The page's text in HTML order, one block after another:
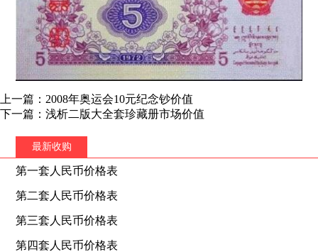
上一篇：2008年奥运会10元纪念钞价值
下一篇：浅析二版大全套珍藏册市场价值
最新收购
第一套人民币价格表
第二套人民币价格表
第三套人民币价格表
第四套人民币价格表